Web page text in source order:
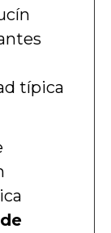
típica